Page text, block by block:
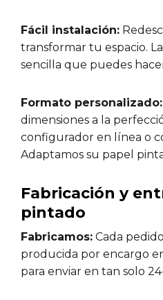
Fácil instalación:
transformar tu espacio.
sencilla que puedes
Formato personalizado:
dimensiones a la
configurador en línea o
Adaptamos su papel
Fabricación y
pintado
Fabricamos: Cada
producida por encargo
para enviar en tan solo